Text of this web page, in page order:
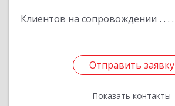
Клиентов на сопровождении
Отправить заявку
Показать контакты
Отправить заявку
Назад